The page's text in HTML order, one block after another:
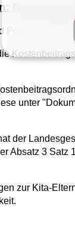
Neue
unter
der
Absatz 3 Satz
zur Kita-